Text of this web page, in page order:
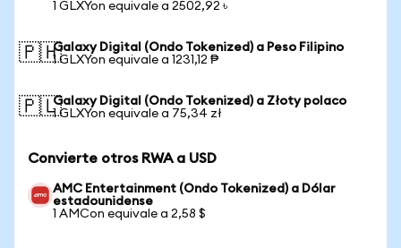
1 GLXYon equivale a 2502,92 ৳
🇵🇭Galaxy Digital (Ondo Tokenized) a Peso Filipino
1 GLXYon equivale a 1231,12 ₱
🇵🇱Galaxy Digital (Ondo Tokenized) a Złoty polaco
1 GLXYon equivale a 75,34 zł
Convierte otros RWA a USD
AMC Entertainment (Ondo Tokenized) a Dólar
estadounidense
1 AMCon equivale a 2,58 $